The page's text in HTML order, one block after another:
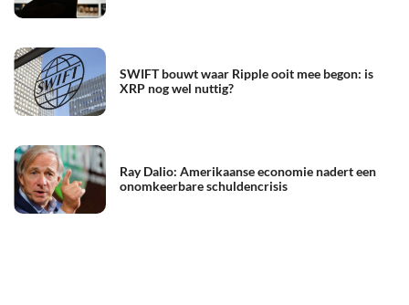
SWIFT bouwt waar Ripple ooit mee begon: is
XRP nog wel nuttig?
Ray Dalio: Amerikaanse economie nadert een
onomkeerbare schuldencrisis